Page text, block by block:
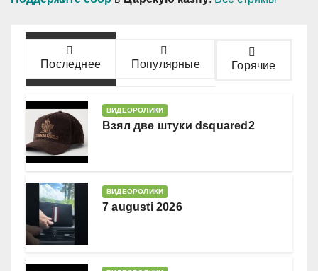
Последнее Популярные Горячие
ВИДЕОРОЛИКИ
Взял две штуки dsquared2
ВИДЕОРОЛИКИ
7 augusti 2026